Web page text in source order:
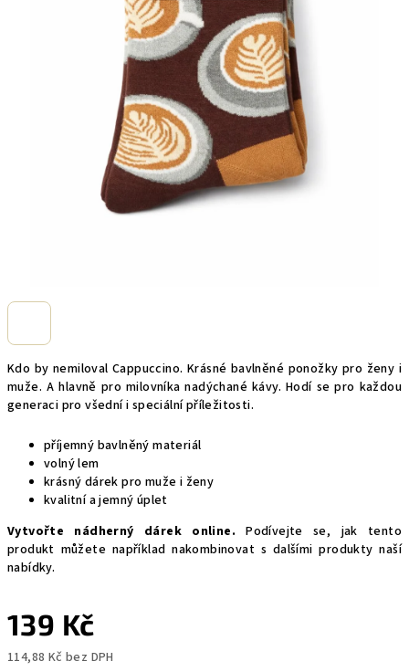
Kdo by nemiloval Cappuccino. Krásné bavlněné ponožky pro ženy i
muže. A hlavně pro milovníka nadýchané kávy. Hodí se pro každou
generaci pro všední i speciální příležitosti.
příjemný bavlněný materiál
volný lem
krásný dárek pro muže i ženy
kvalitní a jemný úplet
Vytvořte nádherný dárek online.Podívejte se, jak tento
produkt můžete například nakombinovat s dalšími produkty naší
nabídky.
139 Kč
114,88 Kč bez DPH